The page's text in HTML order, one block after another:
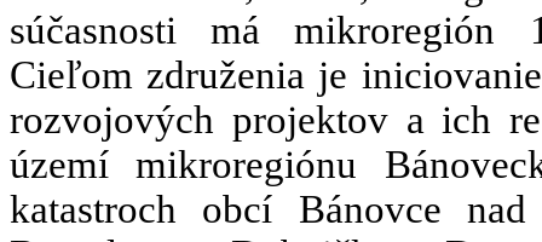
súčasnosti má mikroregión
Cieľom združenia je
rozvojových projektov a ich
území mikroregiónu
katastroch obcí Bánovce nad